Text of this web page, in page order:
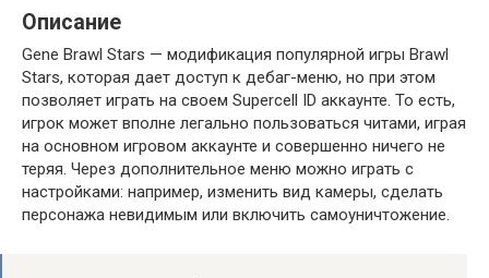
Описание
Gene Brawl Stars — модификация популярной игры Brawl
Stars, которая дает доступ к дебаг-меню, но при этом
позволяет играть на своем Supercell ID аккаунте. То есть,
игрок может вполне легально пользоваться читами, играя
на основном игровом аккаунте и совершенно ничего не
теряя. Через дополнительное меню можно играть с
настройками: например, изменить вид камеры, сделать
персонажа невидимым или включить самоуничтожение.